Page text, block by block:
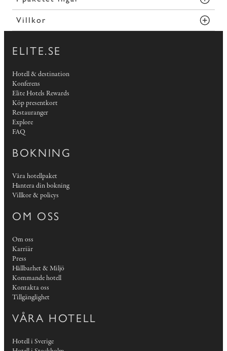
Villkor
ELITE.SE
Hotell & destination
Konferens
Elite Hotels Rewards
Köp presentkort
Restauranger
Explore
FAQ
BOKNING
Våra hotellpaket
Hantera din bokning
Villkor & policys
OM OSS
Om oss
Karriär
Press
Hållbarhet & Miljö
Kommande hotell
Kontakta oss
Tillgänglighet
VÅRA HOTELL
Hotell i Sverige